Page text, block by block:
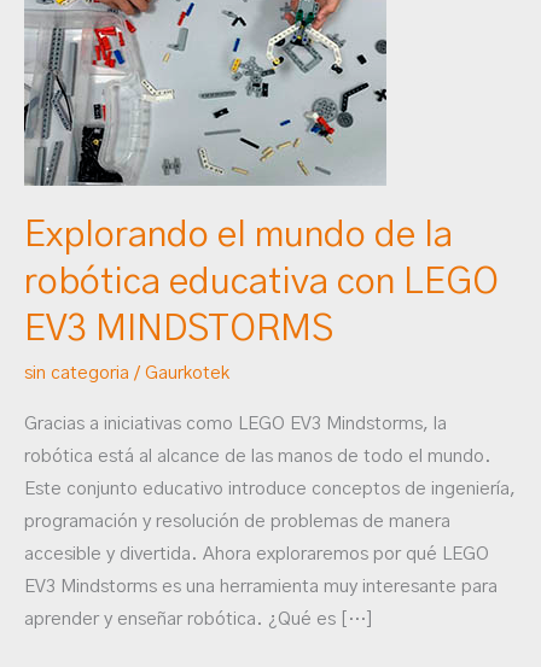
Explorando el mundo de la
robótica educativa con LEGO
EV3 MINDSTORMS
sin categoria / Gaurkotek
Gracias a iniciativas como LEGO EV3 Mindstorms, la
robótica está al alcance de las manos de todo el mundo.
Este conjunto educativo introduce conceptos de ingeniería,
programación y resolución de problemas de manera
accesible y divertida. Ahora exploraremos por qué LEGO
EV3 Mindstorms es una herramienta muy interesante para
aprender y enseñar robótica. ¿Qué es […]
mundo
de
la
robótica
educativa
con
LEGO
EV3
MINDSTORMS